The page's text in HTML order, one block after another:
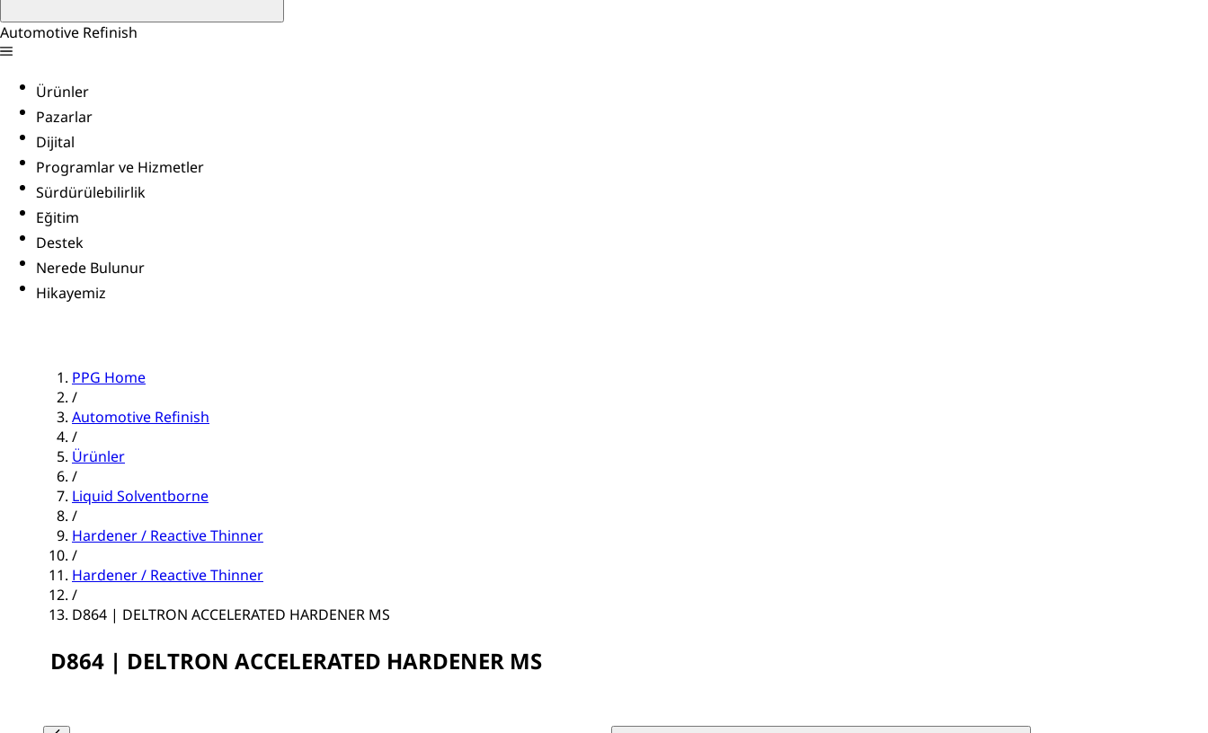
Automotive Refinish
Ürünler
Pazarlar
Dijital
Programlar ve Hizmetler
Sürdürülebilirlik
Eğitim
Destek
Nerede Bulunur
Hikayemiz
PPG Home
/
Automotive Refinish
/
Ürünler
/
Liquid Solventborne
/
Hardener / Reactive Thinner
/
Hardener / Reactive Thinner
/
D864 | DELTRON ACCELERATED HARDENER MS
D864 | DELTRON ACCELERATED HARDENER MS